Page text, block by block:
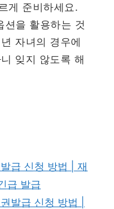
게 준비하세요.
션을 활용하는 것
자녀의 경우에
잊지 않도록 해
급 신청 방법 | 재
급 발급
발급 신청 방법 |